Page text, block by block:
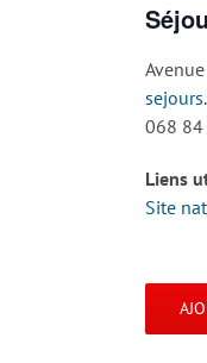
068
Liens
Site